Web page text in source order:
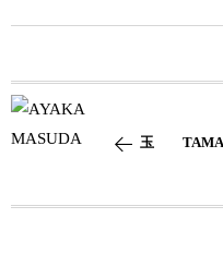
玉 TAMA